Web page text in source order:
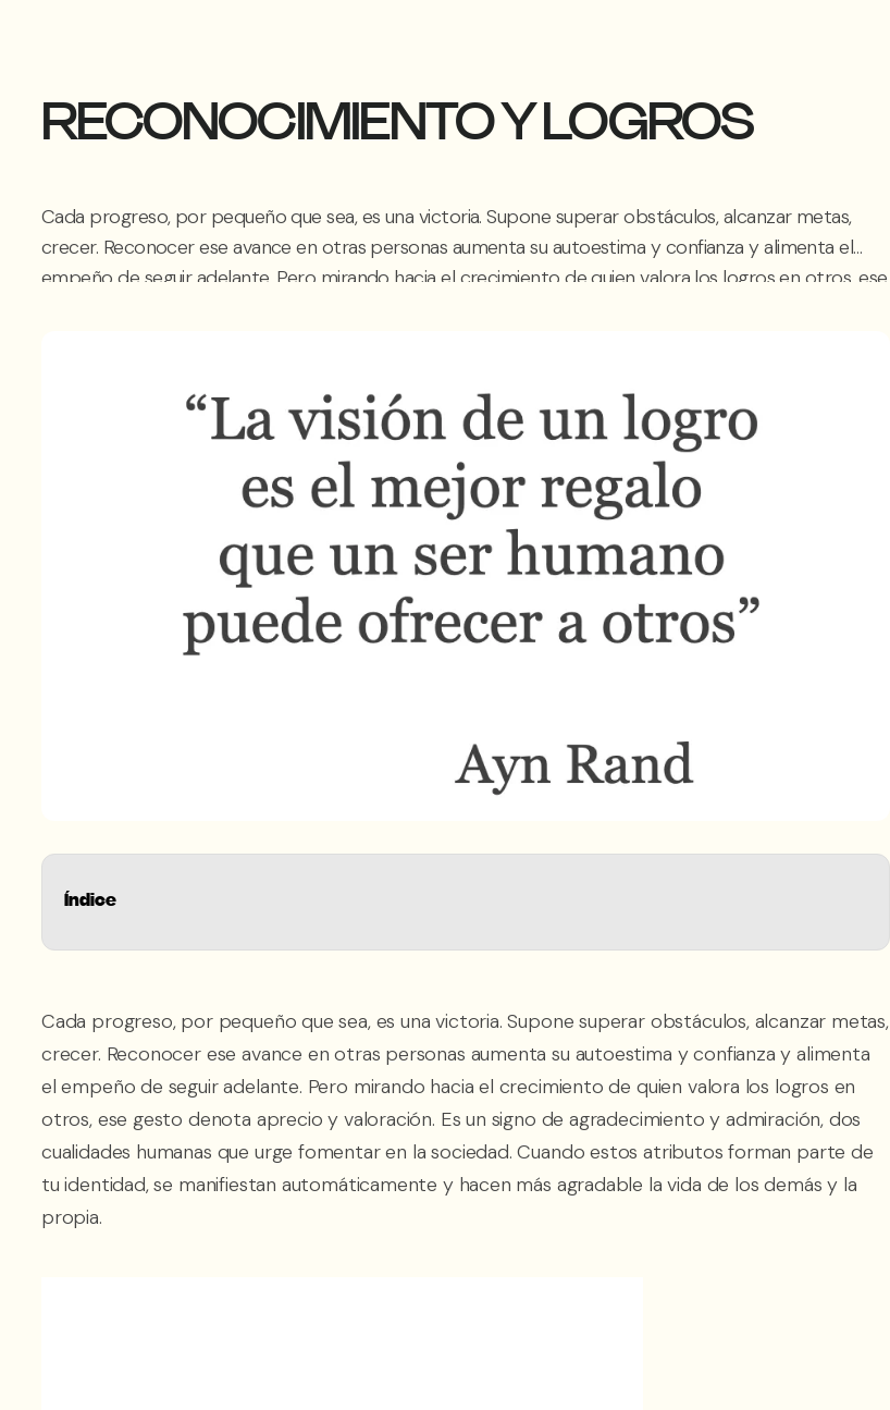
RECONOCIMIENTO Y LOGROS
Cada progreso, por pequeño que sea, es una victoria. Supone superar obstáculos, alcanzar metas,
crecer. Reconocer ese avance en otras personas aumenta su autoestima y confianza y alimenta el
empeño de seguir adelante. Pero mirando hacia el crecimiento de quien valora los logros en otros, ese
Índice
Cada progreso, por pequeño que sea, es una victoria. Supone superar obstáculos, alcanzar metas,
crecer. Reconocer ese avance en otras personas aumenta su autoestima y confianza y alimenta
el empeño de seguir adelante. Pero mirando hacia el crecimiento de quien valora los logros en
otros, ese gesto denota aprecio y valoración. Es un signo de agradecimiento y admiración, dos
cualidades humanas que urge fomentar en la sociedad. Cuando estos atributos forman parte de
tu identidad, se manifiestan automáticamente y hacen más agradable la vida de los demás y la
propia.